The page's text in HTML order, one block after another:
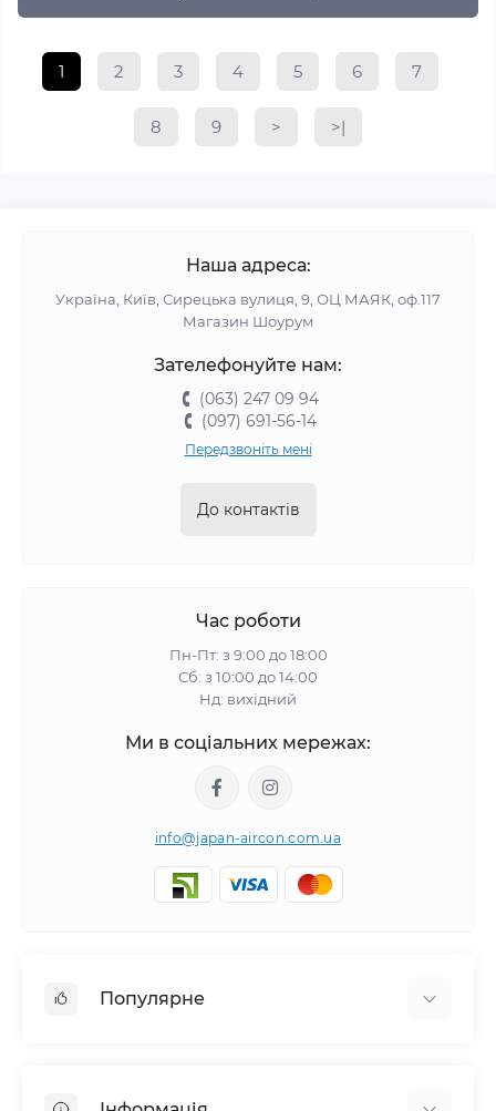
1 2 3 4 5 6 7
8 9 > >|
Наша адреса:
Україна, Київ, Сирецька вулиця, 9, ОЦ МАЯК, оф.117
Магазин Шоурум
Зателефонуйте нам:
(063) 247 09 94
(097) 691-56-14
Передзвоніть мені
До контактів
Час роботи
Пн-Пт: з 9:00 до 18:00
Сб: з 10:00 до 14:00
Нд: вихідний
Ми в соціальних мережах:
info@japan-aircon.com.ua
Популярне